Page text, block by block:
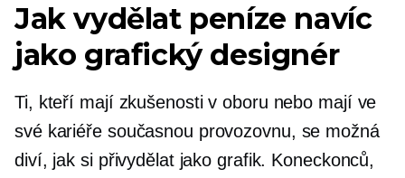
Jak vydělat peníze navíc
jako grafický designér
Ti, kteří mají zkušenosti v oboru nebo mají ve
své kariéře současnou provozovnu, se možná
diví, jak si přivydělat jako grafik. Koneckonců,